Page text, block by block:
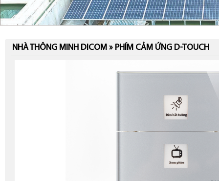
NHÀ THÔNG MINH DICOM » PHÍM CẢM ỨNG D-TOUCH